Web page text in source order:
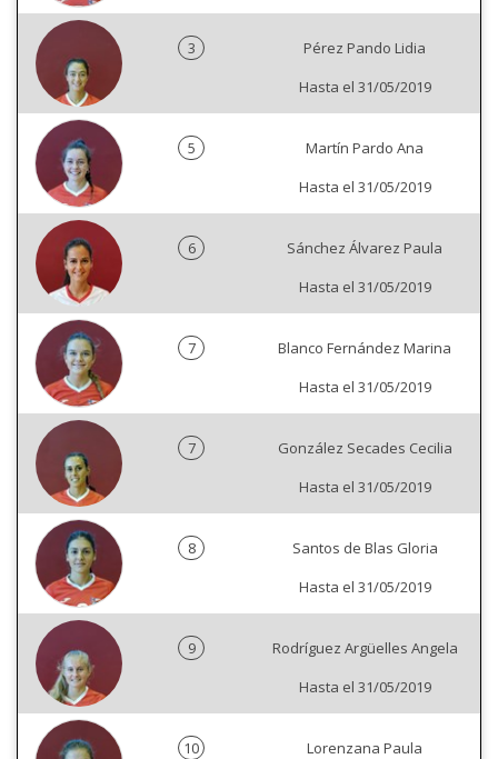
3
Pérez Pando Lidia
Hasta el 31/05/2019
5
Martín Pardo Ana
Hasta el 31/05/2019
6
Sánchez Álvarez Paula
Hasta el 31/05/2019
7
Blanco Fernández Marina
Hasta el 31/05/2019
7
González Secades Cecilia
Hasta el 31/05/2019
8
Santos de Blas Gloria
Hasta el 31/05/2019
9
Rodríguez Argüelles Angela
Hasta el 31/05/2019
10
Lorenzana Paula